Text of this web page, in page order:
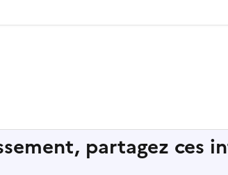
partagez ces